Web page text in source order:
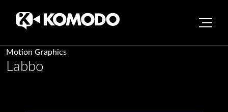
SkipMotion Graphics
Labbo